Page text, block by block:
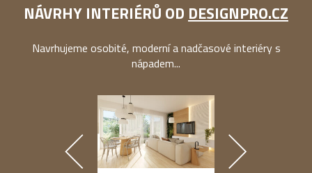
NÁVRHY INTERIÉRŮ OD DESIGNPRO.CZ
Navrhujeme osobité, moderní a nadčasové interiéry s
nápadem...